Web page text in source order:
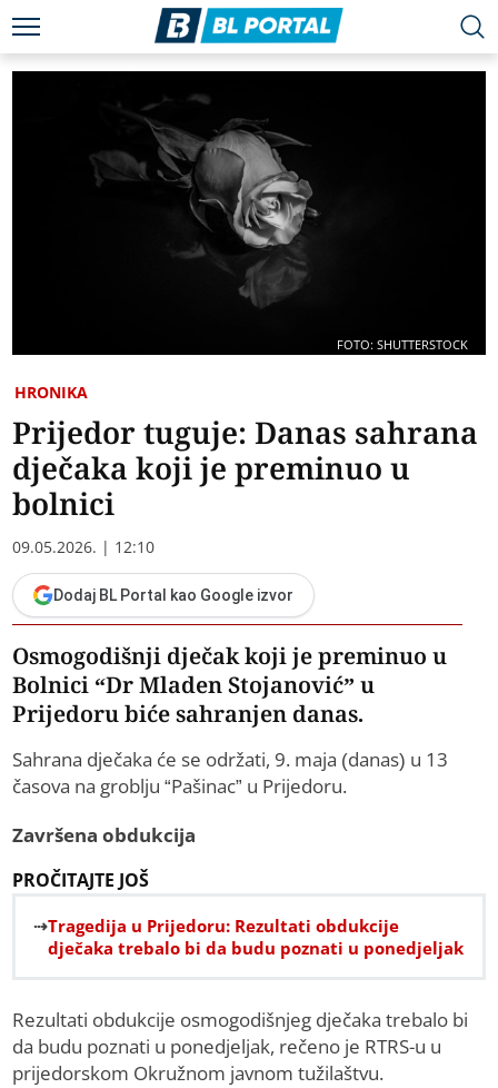
FOTO: SHUTTERSTOCK
HRONIKA
Prijedor tuguje: Danas sahrana
dječaka koji je preminuo u
bolnici
09.05.2026. | 12:10
Dodaj BL Portal kao Google izvor
Osmogodišnji dječak koji je preminuo u
Bolnici “Dr Mladen Stojanović” u
Prijedoru biće sahranjen danas.
Sahrana dječaka će se održati, 9. maja (danas) u 13
časova na groblju “Pašinac” u Prijedoru.
Završena obdukcija
PROČITAJTE JOŠ
Tragedija u Prijedoru: Rezultati obdukcije
dječaka trebalo bi da budu poznati u ponedjeljak
Rezultati obdukcije osmogodišnjeg dječaka trebalo bi
da budu poznati u ponedjeljak, rečeno je RTRS-u u
prijedorskom Okružnom javnom tužilaštvu.